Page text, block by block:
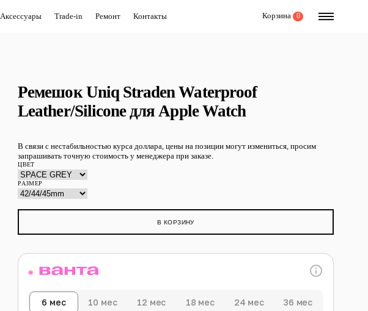
Аксессуары Trade-in Ремонт Контакты Корзина 0
Ремешок Uniq Straden Waterproof
Leather/Silicone для Apple Watch
В связи с нестабильностью курса доллара, цены на позиции могут измениться, просим
запрашивать точную стоимость у менеджера при заказе.
ЦВЕТ
РАЗМЕР
В КОРЗИНУ
6 мес 10 мес 12 мес 18 мес 24 мес 36 мес